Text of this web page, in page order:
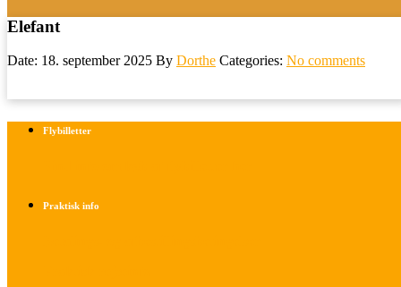
Elefant
Date: 18. september 2025 By Dorthe Categories: No comments
Flybilletter
Praktisk info